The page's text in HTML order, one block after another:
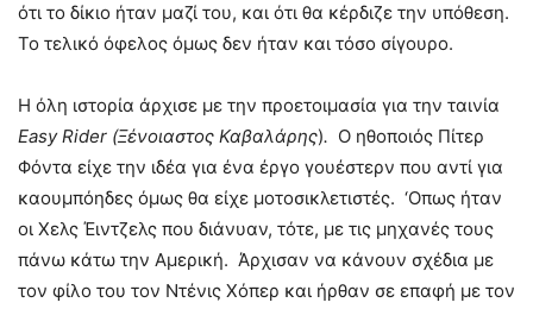
ότι το δίκιο ήταν μαζί του, και ότι θα κέρδιζε την υπόθεση.
Το τελικό όφελος όμως δεν ήταν και τόσο σίγουρο.
Η όλη ιστορία άρχισε με την προετοιμασία για την ταινία
Easy Rider (Ξένοιαστος Καβαλάρης). Ο ηθοποιός Πίτερ
Φόντα είχε την ιδέα για ένα έργο γουέστερν που αντί για
καουμπόηδες όμως θα είχε μοτοσικλετιστές. ‘Οπως ήταν
οι Χελς Έιντζελς που διάνυαν, τότε, με τις μηχανές τους
πάνω κάτω την Αμερική. Άρχισαν να κάνουν σχέδια με
τον φίλο του τον Ντένις Χόπερ και ήρθαν σε επαφή με τον